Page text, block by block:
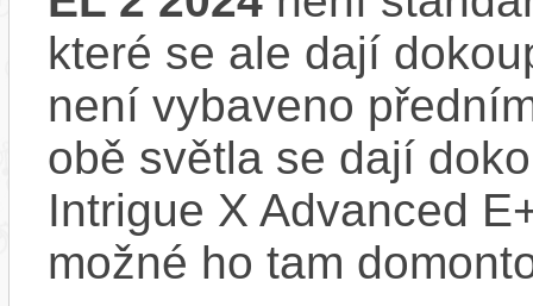
které se ale dají
není vybaveno
obě světla se dají
Intrigue X Advanced
možné ho tam